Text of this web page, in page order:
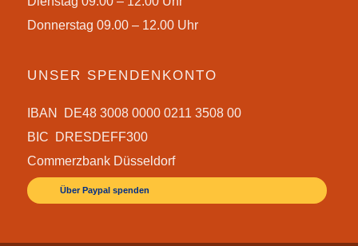
Donnerstag 09.00 – 12.00 Uhr
UNSER SPENDENKONTO
IBAN DE48 3008 0000 0211 3508 00
BIC DRESDEFF300
Commerzbank Düsseldorf
Über Paypal spenden